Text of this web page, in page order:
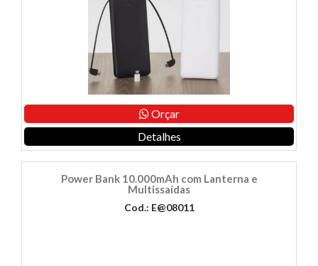
Orçar
Detalhes
Power Bank 10.000mAh com Lanterna e
Multissaídas
Cod.: E@08011